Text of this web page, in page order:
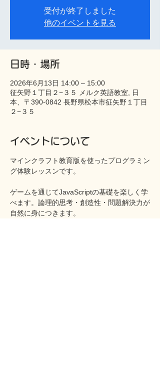
受付が終了しました
他のイベントを見る
日時・場所
2026年6月13日 14:00 – 15:00
征矢野１丁目２−３５ メルク英語教室, 日
本、〒390-0842 長野県松本市征矢野１丁目
２−３５
イベントについて
マインクラフト教育版を使ったプログラミン
グ体験レッスンです。
ゲームを通じてJavaScriptの基礎を楽しく学
べます。論理的思考・創造性・問題解決力が
自然に身につきます。